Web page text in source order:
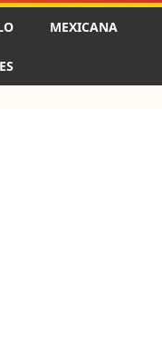
MEXICANA